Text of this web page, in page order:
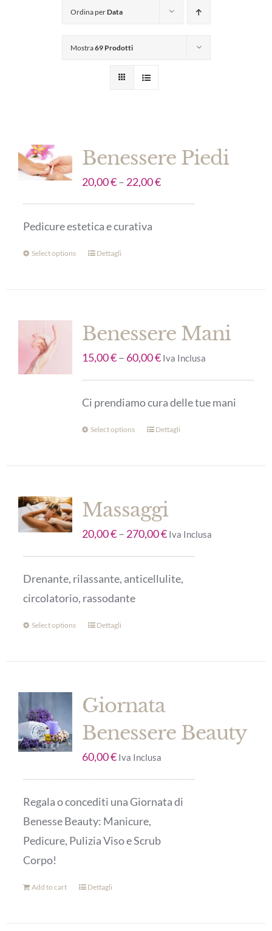
Ordina perData
Mostra69 Prodotti
Benessere Piedi
20,00€– 22,00€
Pedicure estetica e curativa
Select options Dettagli
Benessere Mani
15,00€– 60,00€ Iva Inclusa
Ci prendiamo cura delle tue mani
Select options Dettagli
Massaggi
20,00€– 270,00€ Iva Inclusa
Drenante, rilassante, anticellulite,
circolatorio, rassodante
Select options Dettagli
Giornata
Benessere Beauty
60,00€ Iva Inclusa
Regala o concediti una Giornata di
Benesse Beauty: Manicure,
Pedicure, Pulizia Viso e Scrub
Corpo!
Add to cart Dettagli